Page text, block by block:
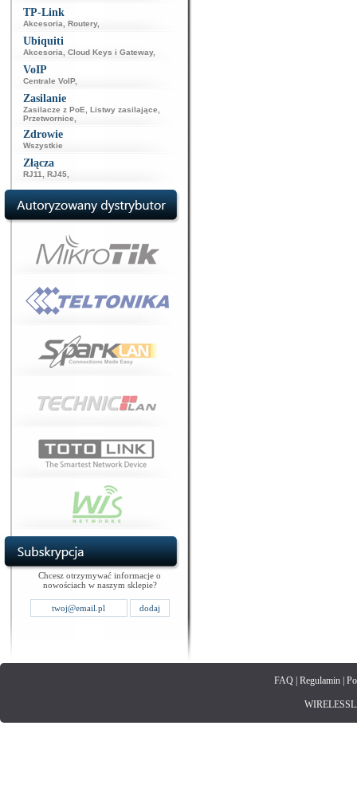
TP-Link
Akcesoria Routery,
Ubiquiti
Akcesoria Cloud Keys i Gateway,
VoIP
Centrale VoIP,
Zasilanie
Zasilacze z PoE Listwy zasilające
Przetwornice
Zdrowie
Wszystkie
Złącza
RJ11 RJ45
Chcesz otrzymywać informacje o
nowościach w naszym sklepie?
FAQ| Regulamin|